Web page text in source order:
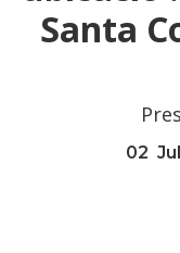
Santa
02 Jul